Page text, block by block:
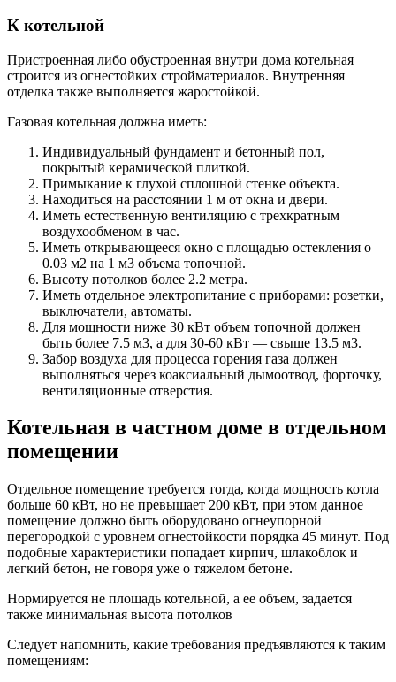
К котельной
Пристроенная либо обустроенная внутри дома котельная
строится из огнестойких стройматериалов. Внутренняя
отделка также выполняется жаростойкой.
Газовая котельная должна иметь:
Индивидуальный фундамент и бетонный пол,
покрытый керамической плиткой.
Примыкание к глухой сплошной стенке объекта.
Находиться на расстоянии 1 м от окна и двери.
Иметь естественную вентиляцию с трехкратным
воздухообменом в час.
Иметь открывающееся окно с площадью остекления о
0.03 м2 на 1 м3 объема топочной.
Высоту потолков более 2.2 метра.
Иметь отдельное электропитание с приборами: розетки,
выключатели, автоматы.
Для мощности ниже 30 кВт объем топочной должен
быть более 7.5 м3, а для 30-60 кВт — свыше 13.5 м3.
Забор воздуха для процесса горения газа должен
выполняться через коаксиальный дымоотвод, форточку,
вентиляционные отверстия.
Котельная в частном доме в отдельном
помещении
Отдельное помещение требуется тогда, когда мощность котла
больше 60 кВт, но не превышает 200 кВт, при этом данное
помещение должно быть оборудовано огнеупорной
перегородкой с уровнем огнестойкости порядка 45 минут. Под
подобные характеристики попадает кирпич, шлакоблок и
легкий бетон, не говоря уже о тяжелом бетоне.
Нормируется не площадь котельной, а ее объем, задается
также минимальная высота потолков
Следует напомнить, какие требования предъявляются к таким
помещениям: